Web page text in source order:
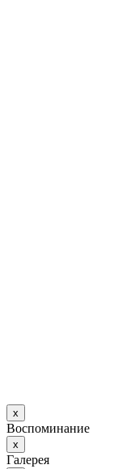
х
Воспоминание
х
Галерея